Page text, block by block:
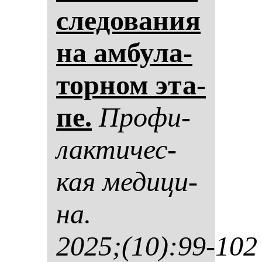
сле­до­ва­ния
на ам­бу­ла­
тор­ном эта­
пе. Про­фи­
лак­ти­чес­
кая ме­ди­ци­
на.
2025;(10):99-102